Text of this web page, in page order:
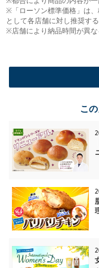
※「ローソン標準価格」は
として各店舗に対し推奨する
※店舗により納品時間が異な
こ